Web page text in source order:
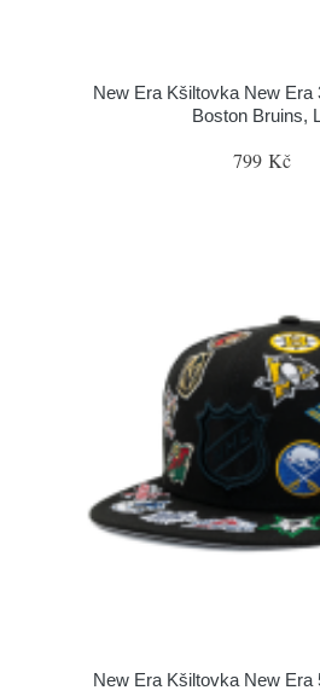
New Era Kšiltovka New Era
Boston Bruins,
799 Kč
New Era Kšiltovka New Era